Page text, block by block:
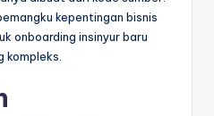
kepentingan bisnis
onboarding insinyur baru
kompleks.